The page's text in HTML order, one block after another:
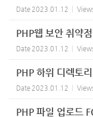
Date 2023.01.12
PHP웹 보안 취약
Date 2023.01.12
PHP 하위 디렉토
Date 2023.01.12
PHP 파일 업로드